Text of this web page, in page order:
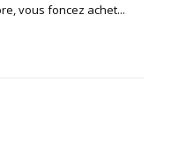
vous foncez achet...